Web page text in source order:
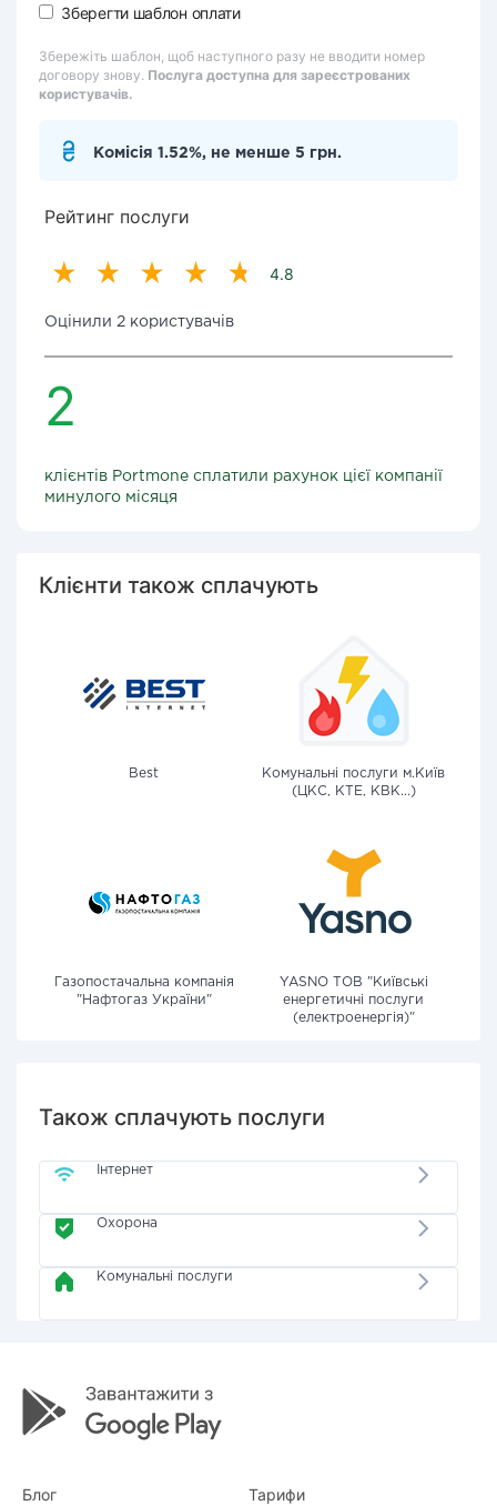
Зберегти шаблон оплати
Збережіть шаблон, щоб наступного разу не вводити номер
договору знову. Послуга доступна для зареєстрованих
користувачів.
Комісія 1.52%, не менше 5 грн.
Рейтинг послуги
4.8
Оцінили 2 користувачів
2
клієнтів Portmone сплатили рахунок цієї компанії
минулого місяця
Клієнти також сплачують
Best
Комунальні послуги м.Київ
(ЦКС, КТЕ, КВК...)
Газопостачальна компанія
"Нафтогаз України"
YASNO ТОВ "Київські
енергетичні послуги
(електроенергія)"
Також сплачують послуги
Інтернет
Охорона
Комунальні послуги
Блог Тарифи